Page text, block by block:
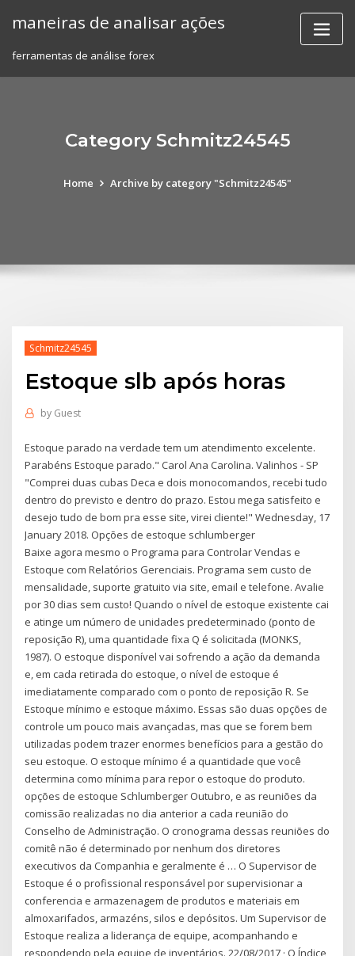
maneiras de analisar ações
ferramentas de análise forex
Category Schmitz24545
Home Archive by category "Schmitz24545"
Schmitz24545
Estoque slb após horas
by Guest
Estoque parado na verdade tem um atendimento excelente.
Parabéns Estoque parado." Carol Ana Carolina. Valinhos - SP
"Comprei duas cubas Deca e dois monocomandos, recebi tudo
dentro do previsto e dentro do prazo. Estou mega satisfeito e
desejo tudo de bom pra esse site, virei cliente!" Wednesday, 17
January 2018. Opções de estoque schlumberger
Baixe agora mesmo o Programa para Controlar Vendas e
Estoque com Relatórios Gerenciais. Programa sem custo de
mensalidade, suporte gratuito via site, email e telefone. Avalie
por 30 dias sem custo! Quando o nível de estoque existente cai
e atinge um número de unidades predeterminado (ponto de
reposição R), uma quantidade fixa Q é solicitada (MONKS,
1987). O estoque disponível vai sofrendo a ação da demanda
e, em cada retirada do estoque, o nível de estoque é
imediatamente comparado com o ponto de reposição R. Se
Estoque mínimo e estoque máximo. Essas são duas opções de
controle um pouco mais avançadas, mas que se forem bem
utilizadas podem trazer enormes benefícios para a gestão do
seu estoque. O estoque mínimo é a quantidade que você
determina como mínima para repor o estoque do produto.
opções de estoque Schlumberger Outubro, e as reuniões da
comissão realizadas no dia anterior a cada reunião do
Conselho de Administração. O cronograma dessas reuniões do
comitê não é determinado por nenhum dos diretores
executivos da Companhia e geralmente é … O Supervisor de
Estoque é o profissional responsável por supervisionar a
conferencia e armazenagem de produtos e materiais em
almoxarifados, armazéns, silos e depósitos. Um Supervisor de
Estoque realiza a liderança de equipe, acompanhando e
respondendo pela equipe de inventários. 22/08/2017 · O Índice